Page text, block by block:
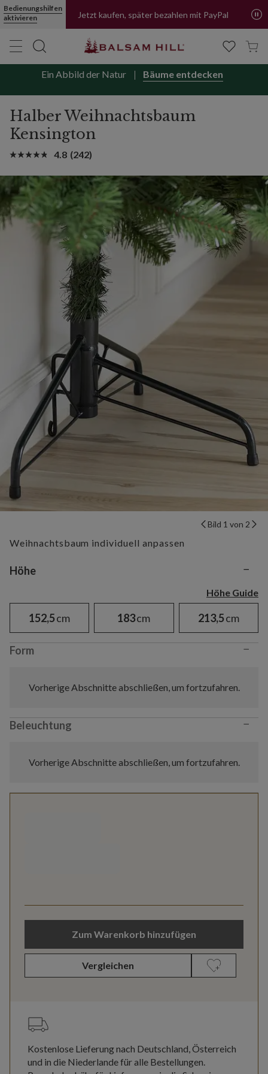
Bedienungshilfen
aktivieren
Jetzt kaufen, später bezahlen mit PayPal
Ein Abbild der Natur Bäume entdecken
Halber Weihnachtsbaum
Kensington
4.8 (242)
Bild 1 von 2
Weihnachtsbaum individuell anpassen
Variant selection
Höhe −
Höhe Guide
152,5cm 183cm 213,5cm
Form −
Vorherige Abschnitte abschließen, um fortzufahren.
Beleuchtung −
Vorherige Abschnitte abschließen, um fortzufahren.
Zum Warenkorb hinzufügen
Vergleichen
Kostenlose Lieferung nach Deutschland, Österreich
und in die Niederlande für alle Bestellungen.